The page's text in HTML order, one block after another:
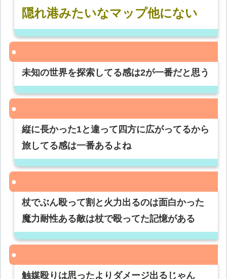
隠れ港みたいなマップ他にない
未知の世界を探索してる感は2が一番だと思う
縦に長かった1と違って四方に広がってるから
旅してる感は一番あるよね
杖でぶん殴って割と火力出るのは面白かった
魔力耐性ある敵は杖で殴ってた記憶がある
触媒殴りは思ったよりダメージ出るじゃん